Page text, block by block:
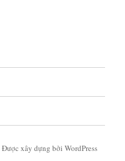
Được xây dựng bởi WordPress